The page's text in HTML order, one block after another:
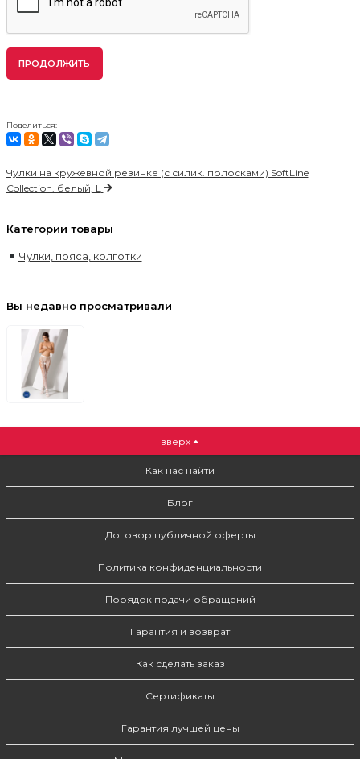
ПРОДОЛЖИТЬ
Поделиться:
Чулки на кружевной резинке (с силик. полосками) SoftLine
Collection. белый, L
Категории товары
Чулки, пояса, колготки
Вы недавно просматривали
вверх
Как нас найти
Блог
Договор публичной оферты
Политика конфиденциальности
Порядок подачи обращений
Гарантия и возврат
Как сделать заказ
Сертификаты
Гарантия лучшей цены